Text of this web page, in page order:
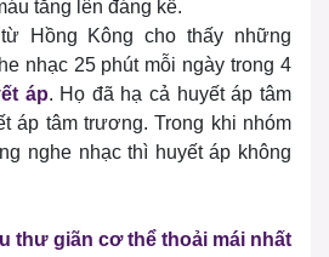
tăng lên đáng kể.
Hồng Kông cho thấy những
nhạc 25 phút mỗi ngày trong 4
áp. Họ đã hạ cả huyết áp tâm
áp tâm trương. Trong khi nhóm
nghe nhạc thì huyết áp không
thư giãn cơ thể thoải mái nhất